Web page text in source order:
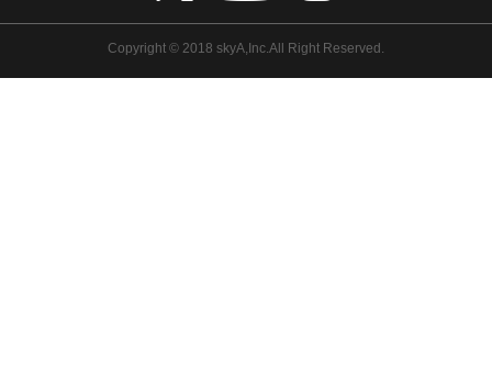
Copyright © 2018 skyA,Inc.All Right Reserved.